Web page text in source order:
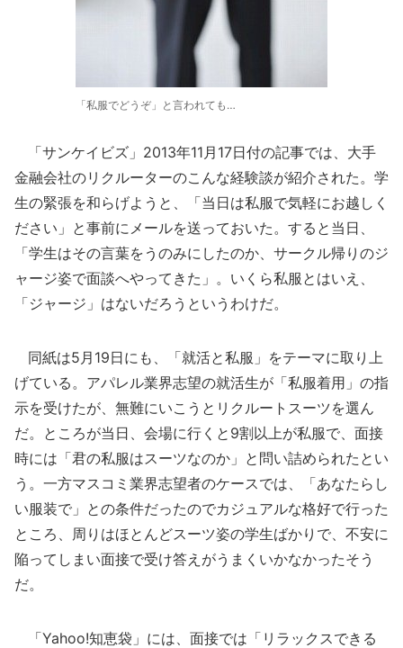
「私服でどうぞ」と言われても…
「サンケイビズ」2013年11月17日付の記事では、大手
金融会社のリクルーターのこんな経験談が紹介された。学
生の緊張を和らげようと、「当日は私服で気軽にお越しく
ださい」と事前にメールを送っておいた。すると当日、
「学生はその言葉をうのみにしたのか、サークル帰りのジ
ャージ姿で面談へやってきた」。いくら私服とはいえ、
「ジャージ」はないだろうというわけだ。
同紙は5月19日にも、「就活と私服」をテーマに取り上
げている。アパレル業界志望の就活生が「私服着用」の指
示を受けたが、無難にいこうとリクルートスーツを選ん
だ。ところが当日、会場に行くと9割以上が私服で、面接
時には「君の私服はスーツなのか」と問い詰められたとい
う。一方マスコミ業界志望者のケースでは、「あなたらし
い服装で」との条件だったのでカジュアルな格好で行った
ところ、周りはほとんどスーツ姿の学生ばかりで、不安に
陥ってしまい面接で受け答えがうまくいかなかったそう
だ。
「Yahoo!知恵袋」には、面接では「リラックスできる